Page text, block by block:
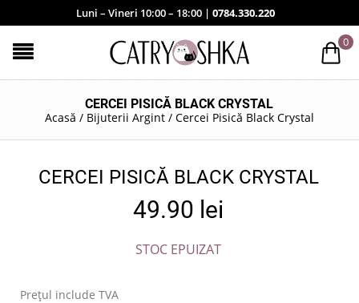
Luni – Vineri 10:00 – 18:00 | 0784.330.220
0
CERCEI PISICĂ BLACK CRYSTAL
Acasă / Bijuterii Argint / Cercei Pisică Black Crystal
CERCEI PISICĂ BLACK CRYSTAL
49.90 lei
STOC EPUIZAT
Prețul include TVA